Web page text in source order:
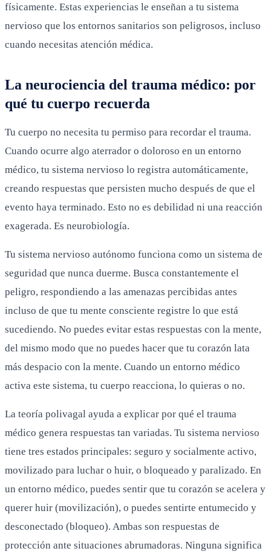
físicamente. Estas experiencias le enseñan a tu sistema
nervioso que los entornos sanitarios son peligrosos, incluso
cuando necesitas atención médica.
La neurociencia del trauma médico: por
qué tu cuerpo recuerda
Tu cuerpo no necesita tu permiso para recordar el trauma.
Cuando ocurre algo aterrador o doloroso en un entorno
médico, tu sistema nervioso lo registra automáticamente,
creando respuestas que persisten mucho después de que el
evento haya terminado. Esto no es debilidad ni una reacción
exagerada. Es neurobiología.
Tu sistema nervioso autónomo funciona como un sistema de
seguridad que nunca duerme. Busca constantemente el
peligro, respondiendo a las amenazas percibidas antes
incluso de que tu mente consciente registre lo que está
sucediendo. No puedes evitar estas respuestas con la mente,
del mismo modo que no puedes hacer que tu corazón lata
más despacio con la mente. Cuando un entorno médico
activa este sistema, tu cuerpo reacciona, lo quieras o no.
La teoría polivagal ayuda a explicar por qué el trauma
médico genera respuestas tan variadas. Tu sistema nervioso
tiene tres estados principales: seguro y socialmente activo,
movilizado para luchar o huir, o bloqueado y paralizado. En
un entorno médico, puedes sentir que tu corazón se acelera y
querer huir (movilización), o puedes sentirte entumecido y
desconectado (bloqueo). Ambas son respuestas de
protección ante situaciones abrumadoras. Ninguna significa